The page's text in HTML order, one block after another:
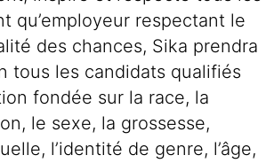
qu’employeur respectant le
des chances, Sika prendra
tous les candidats qualifiés
fondée sur la race, la
le sexe, la grossesse,
l’identité de genre, l’âge,